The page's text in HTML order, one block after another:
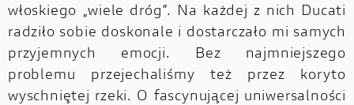
włoskiego „wiele dróg”. Na każdej z nich Ducati
radziło sobie doskonale i dostarczało mi samych
przyjemnych emocji. Bez najmniejszego
problemu przejechaliśmy też przez koryto
wyschniętej rzeki. O fascynującej uniwersalności